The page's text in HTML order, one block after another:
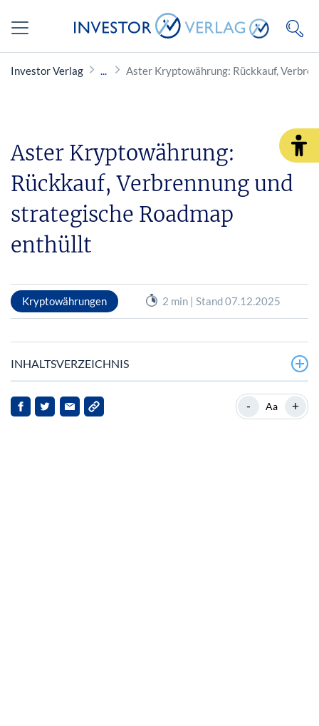
Investor Verlag Aster Kryptowährung: Rückkauf,
Aster Kryptowährung:
Rückkauf, Verbrennung und
strategische Roadmap
enthüllt
Kryptowährungen 2 min | Stand 07.12.2025
INHALTSVERZEICHNIS
Preisentwicklung und Marktstimmung
- Aa +